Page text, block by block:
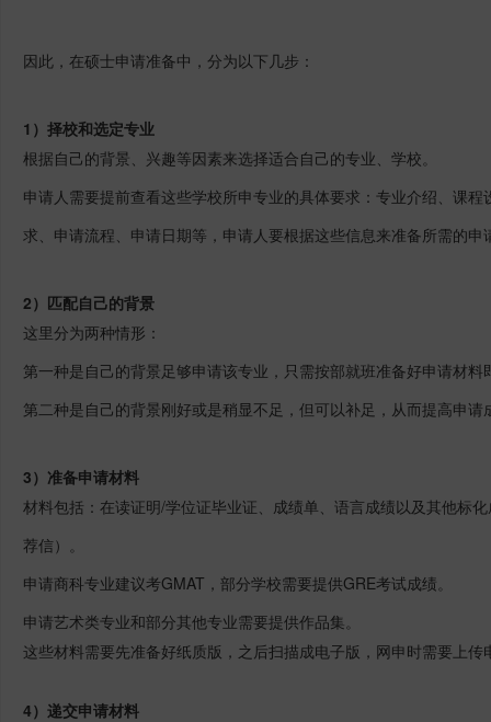
因此，在硕士申请准备中，分为以下几步：
1）择校和选定专业
根据自己的背景、兴趣等因素来选择适合自己的专业、学校。
申请人需要提前查看这些学校所申专业的具体要求：专业介绍、课
求、申请流程、申请日期等，申请人要根据这些信息来准备所需的申
2）匹配自己的背景
这里分为两种情形：
第一种是自己的背景足够申请该专业，只需按部就班准备好申请材料
第二种是自己的背景刚好或是稍显不足，但可以补足，从而提高申请
3）准备申请材料
材料包括：在读证明/学位证毕业证、成绩单、语言成绩以及其他标
荐信）。
申请商科专业建议考GMAT，部分学校需要提供GRE考试成绩。
申请艺术类专业和部分其他专业需要提供作品集。
这些材料需要先准备好纸质版，之后扫描成电子版，网申时需要上传
4）递交申请材料